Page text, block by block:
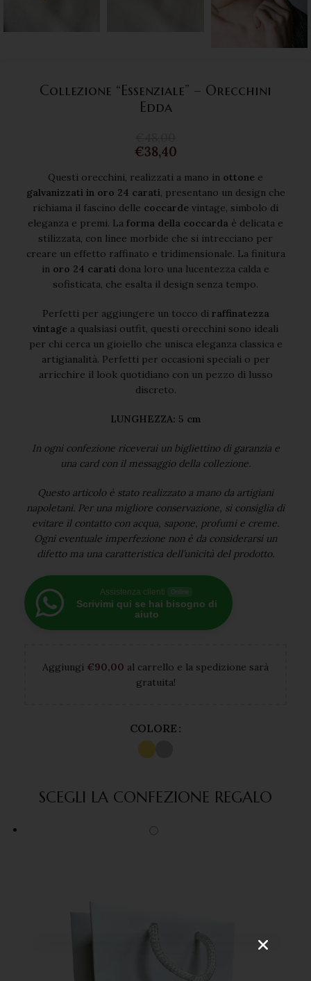
Collezione “Essenziale” – Orecchini
Edda
€38,40
Questi orecchini, realizzati a mano in ottone e
galvanizzati in oro 24 carati, presentano un design che
richiama il fascino delle coccarde vintage, simbolo di
eleganza e premi. La forma della coccarda è delicata e
stilizzata, con linee morbide che si intrecciano per
creare un effetto raffinato e tridimensionale. La finitura
in oro 24 carati dona loro una lucentezza calda e
sofisticata, che esalta il design senza tempo.
Perfetti per aggiungere un tocco di raffinatezza
vintage a qualsiasi outfit, questi orecchini sono ideali
per chi cerca un gioiello che unisca eleganza classica e
artigianalità. Perfetti per occasioni speciali o per
arricchire il look quotidiano con un pezzo di lusso
discreto.
LUNGHEZZA: 5 cm
In ogni confezione riceverai un bigliettino di garanzia e
una card con il messaggio della collezione.
Questo articolo è stato realizzato a mano da artigiani
napoletani. Per una migliore conservazione, si consiglia di
evitare il contatto con acqua, sapone, profumi e creme.
Ogni eventuale imperfezione non è da considerarsi un
difetto ma una caratteristica dell’unicità del prodotto.
Assistenza clienti
Scrivimi qui se hai bisogno di
aiuto
Aggiungi €90,00 al carrello e la spedizione sarà
gratuita!
COLORE
SCEGLI LA CONFEZIONE REGALO